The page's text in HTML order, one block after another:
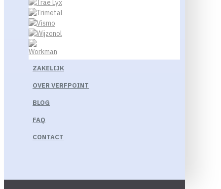
ZAKELIJK
OVER VERFPOINT
BLOG
FAQ
CONTACT